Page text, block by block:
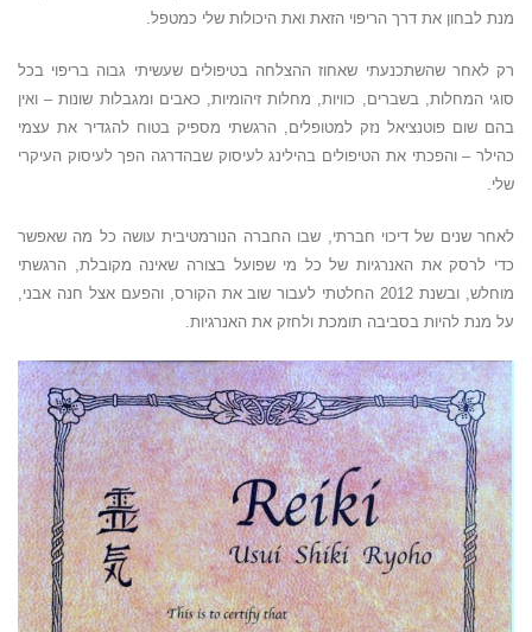
מנת לבחון את דרך הריפוי הזאת ואת היכולות שלי כמטפל.
רק לאחר שהשתכנעתי שאחוז ההצלחה בטיפולים שעשיתי גבוה בריפוי בכל
סוגי המחלות, בשברים, כוויות, מחלות זיהומיות, כאבים ומגבלות שונות – ואין
בהם שום פוטנציאל נזק למטופלים, הרגשתי מספיק בטוח להגדיר את עצמי
כהילר – והפכתי את הטיפולים בהילינג לעיסוק שבהדרגה הפך לעיסוק העיקרי
שלי.
לאחר שנים של דיכוי חברתי, שבו החברה הנורמטיבית עושה כל מה שאפשר
כדי לרסק את האנרגיות של כל מי שפועל בצורה שאינה מקובלת, הרגשתי
מוחלש, ובשנת 2012 החלטתי לעבור שוב את הקורס, והפעם אצל חנה אבני,
על מנת להיות בסביבה תומכת ולחזק את האנרגיות.